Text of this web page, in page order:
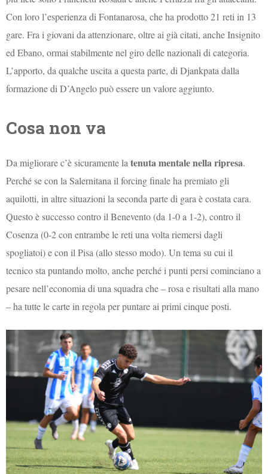
Con loro l’esperienza di Fontanarosa, che ha prodotto 21 reti in 13
gare. Fra i giovani da attenzionare, oltre ai già citati, anche Insignito
ed Ebano, ormai stabilmente nel giro delle nazionali di categoria.
L’apporto, da qualche uscita a questa parte, di Djankpata dalla
formazione di D’Angelo può essere un valore aggiunto.
Cosa non va
Da migliorare c’è sicuramente latenuta mentale nella ripresa.
Perché se con la Salernitana il forcing finale ha premiato gli
aquilotti, in altre situazioni la seconda parte di gara è costata cara.
Questo è successo contro il Benevento (da 1-0 a 1-2), contro il
Cosenza (0-2 con entrambe le reti una volta riemersi dagli
spogliatoi) e con il Pisa (allo stesso modo). Un tema su cui il
tecnico sta puntando molto, anche perché i punti persi cominciano a
pesare nell’economia di una squadra che – rosa e risultati alla mano
– ha tutte le carte in regola per puntare ai primi cinque posti.